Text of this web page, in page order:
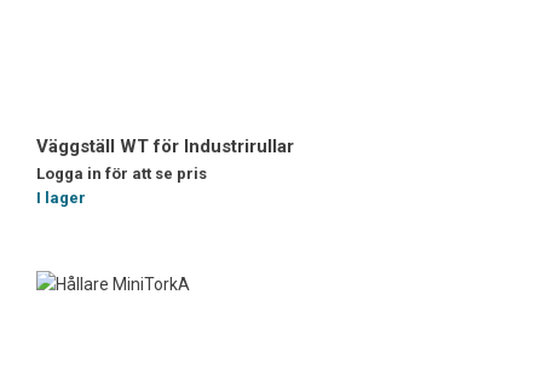
Väggställ WT för Industrirullar
Logga in för att se pris
I lager